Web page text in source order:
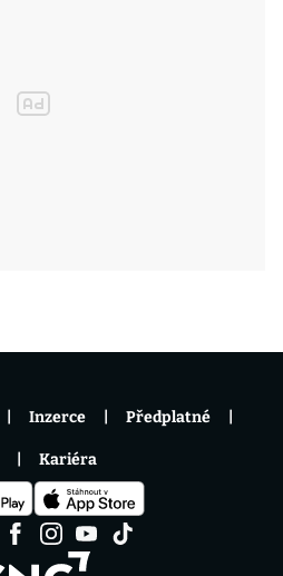
Inzerce Předplatné
Kariéra